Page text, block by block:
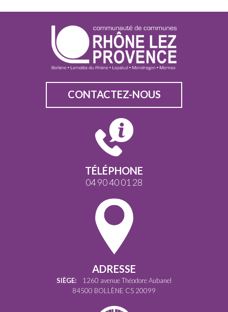
CONTACTEZ-NOUS
TÉLÉPHONE
04 90 40 01 28
ADRESSE
SIÈGE: 1260 avenue Théodore Aubanel
84500 BOLLÈNE CS 20099